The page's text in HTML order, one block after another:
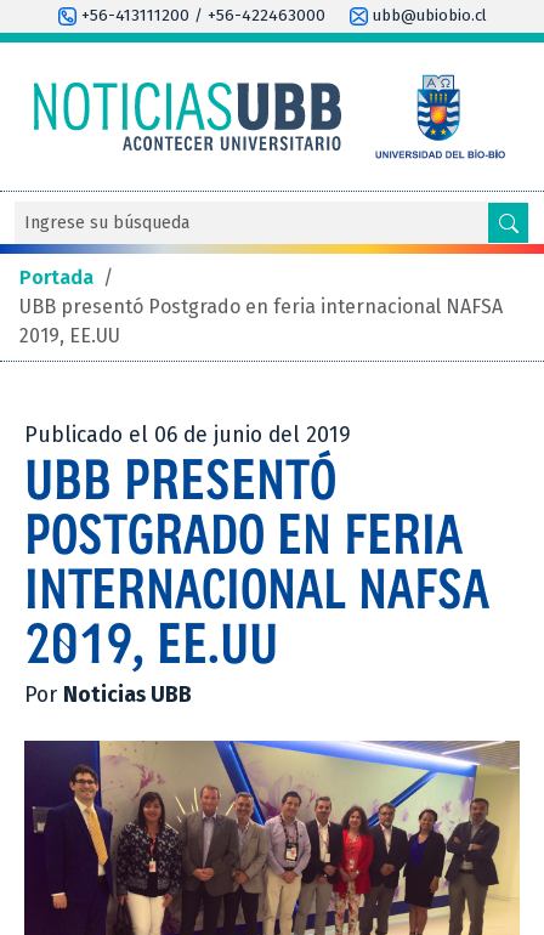
+56-413111200 / +56-422463000 ubb@ubiobio.cl
Portada /
UBB presentó Postgrado en feria internacional NAFSA
2019, EE.UU
Publicado el 06 de junio del 2019
UBB PRESENTÓ
POSTGRADO EN FERIA
INTERNACIONAL NAFSA
2019, EE.UU
Por Noticias UBB